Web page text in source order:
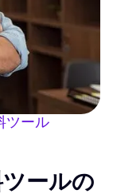
ツール
ールの